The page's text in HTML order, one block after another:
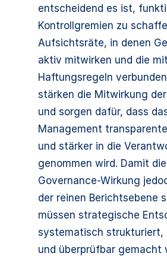
entscheidend es ist,
Kontrollgremien zu
Aufsichtsräte, in denen
aktiv mitwirken und die
Haftungsregeln
stärken die Mitwirkung
und sorgen dafür, dass
Management
und stärker in die
genommen wird. Damit
Governance-Wirkung
der reinen Berichtsebene
müssen strategische
systematisch strukturiert,
und überprüfbar gemacht